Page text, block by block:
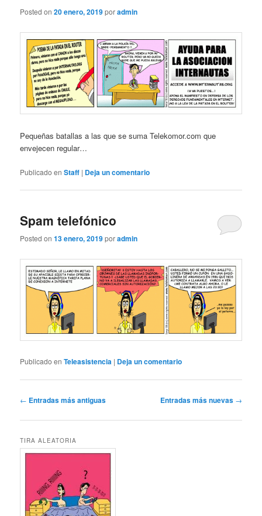
Posted on20 enero, 2019poradmin
Pequeñas batallas a las que se suma Telekomor.com que
envejecen regular…
Publicado en Staff | Deja un comentario
Spam telefónico
Posted on13 enero, 2019poradmin
Publicado en Teleasistencia | Deja un comentario
Navegación
entradas
← Entradas más antiguas Entradas más nuevas →
TIRA ALEATORIA